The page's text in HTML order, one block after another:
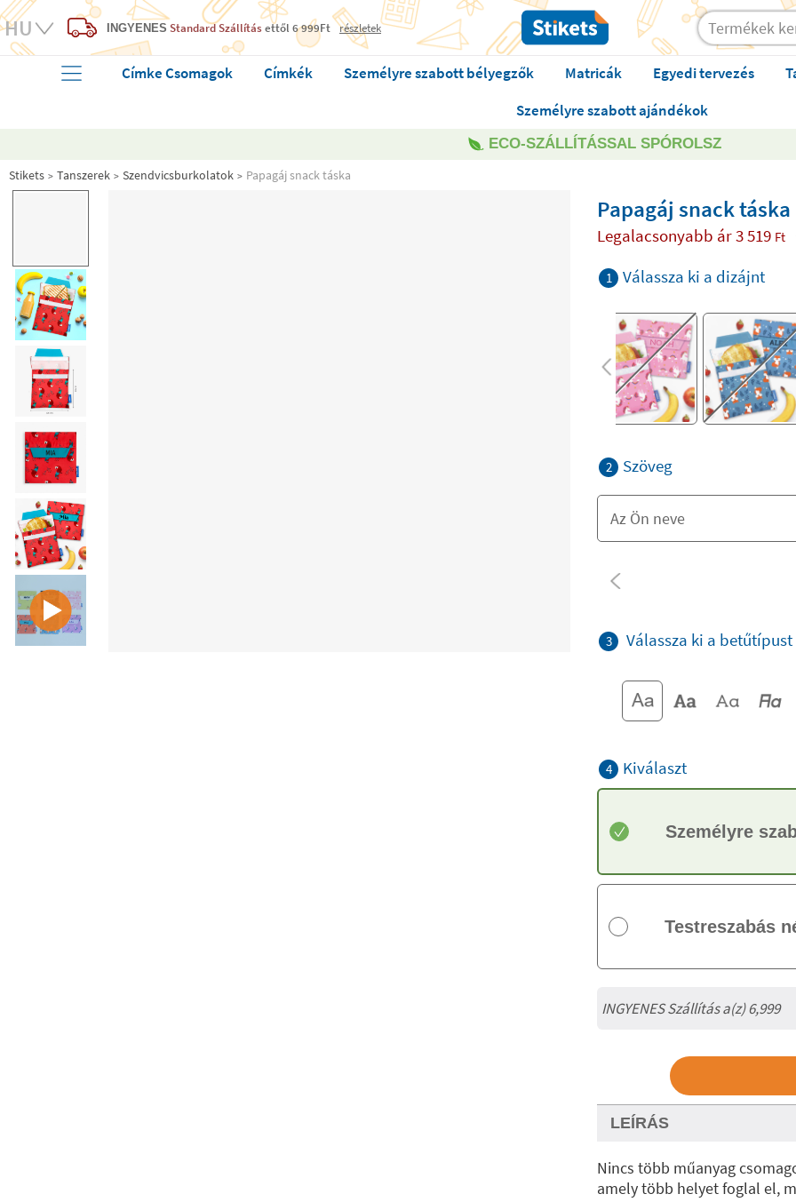
INGYENES Standard Szállításettől 6 999Ft részletek
Címke Csomagok Címkék Személyre szabott bélyegzők Matricák Egyedi tervezés
Személyre szabott ajándékok
ECO-SZÁLLÍTÁSSAL SPÓROLSZ
Stikets Tanszerek Szendvicsburkolatok Papagáj snack táska
Papagáj snack táska
Legalacsonyabb ár3 519 Ft
1 Válassza ki a dizájnt
2 Szöveg
3 Válassza ki a betűtípust
4 Kiválaszt
Személyre
Testreszabás
INGYENES Szállítás a(z) 6,999
LEÍRÁS
Nincs több műanyag
amely több helyet foglal el,